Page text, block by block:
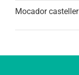
Mocador casteller